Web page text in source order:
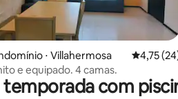
média de 5, 143 avaliações
⋅ Villahermosa 4,75 de
4,75
e equipado. 4 camas.
com